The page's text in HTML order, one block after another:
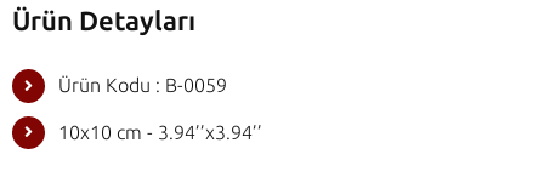
Ürün Detayları
Ürün Kodu : B-0059
10x10 cm - 3.94’’x3.94’’